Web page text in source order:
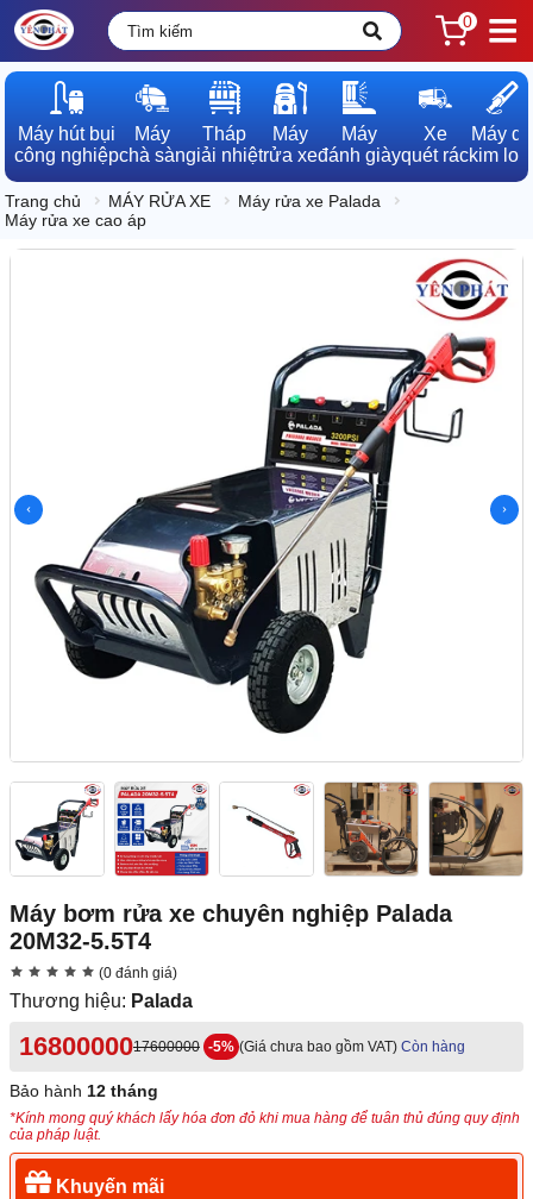
0
Máy hút bụi
công nghiệp
Máy
chà sàn
Tháp
giải nhiệt
Máy
rửa xe
Máy
đánh giày
Xe
quét rác
Máy dò
kim loại
Trang chủ MÁY RỬA XE
Máy rửa xe Palada
Máy rửa xe cao áp
Máy bơm rửa xe chuyên nghiệp Palada
20M32-5.5T4
(0 đánh giá)
Thương hiệu: Palada
1680000017600000 -5% (Giá chưa bao gồm VAT) Còn hàng
Bảo hành 12 tháng
*Kính mong quý khách lấy hóa đơn đỏ khi mua hàng để tuân thủ đúng quy định
của pháp luật.
Khuyến mãi